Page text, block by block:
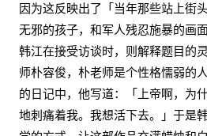
因为这反映出了「当年那些站上街
无邪的孩子，和军人残忍施暴的画
韩江在接受访谈时，则解释题目的
师朴容俊，朴老师是个性格懦弱的
的日记中，他写道：「上帝啊，为
地刺痛着我。我想活下去。」于是